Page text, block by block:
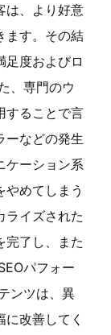
は、より好意
ます。その結
足度およびロ
、専門のウ
することで言
ーなどの発生
ケーション系
めてしまう
ライズされた
完了し、また
パフォー
ンツは、異
改善してく